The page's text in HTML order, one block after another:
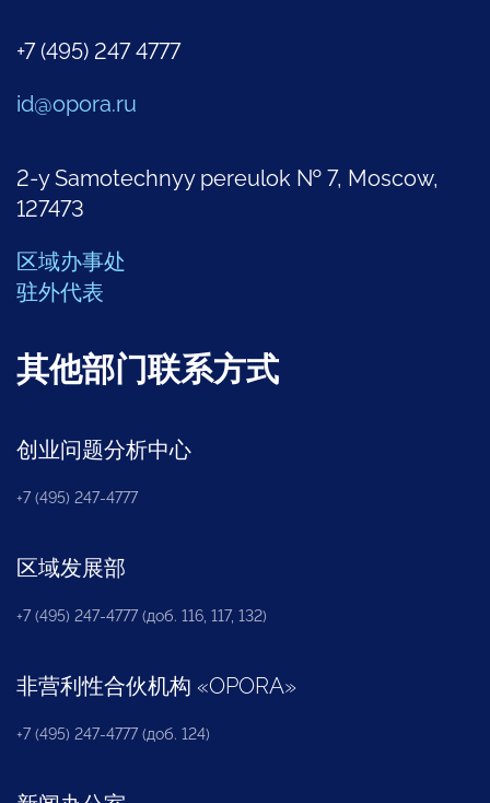
+7 (495) 247 4777
id@opora.ru
2-y Samotechnyy pereulok № 7, Moscow,
127473
区域办事处
驻外代表
其他部门联系方式
创业问题分析中心
+7 (495) 247-4777
区域发展部
+7 (495) 247-4777 (доб. 116, 117, 132)
非营利性合伙机构 «OPORA»
+7 (495) 247-4777 (доб. 124)